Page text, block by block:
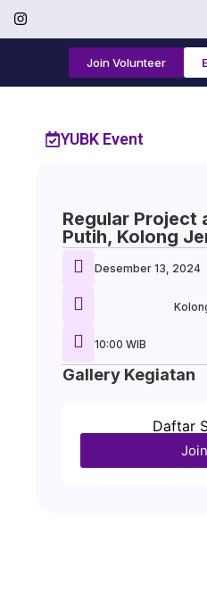
Join Volunteer
YUBK Event
Regular Project
Putih, Kolong
Desember 13, 2024
10:00 WIB
Gallery Kegiatan
Daftar